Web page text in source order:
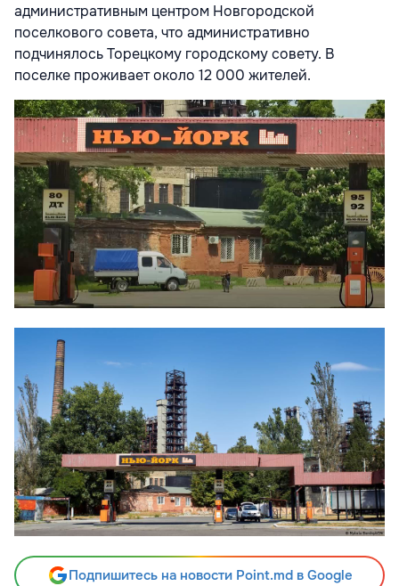
административным центром Новгородской
поселкового совета, что административно
подчинялось Торецкому городскому совету. В
поселке проживает около 12 000 жителей.
Подпишитесь на новости Point.md в Google